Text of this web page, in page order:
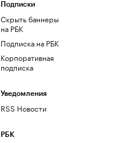
Подписки
Скрыть баннеры
на РБК
Подписка на РБК
Корпоративная
подписка
Уведомления
RSS Новости
РБК